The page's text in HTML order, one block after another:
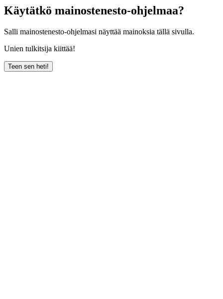
Käytätkö mainostenesto-ohjelmaa?
Salli mainostenesto-ohjelmasi näyttää mainoksia tällä sivulla.
Unien tulkitsija kiittää!
Teen sen heti!